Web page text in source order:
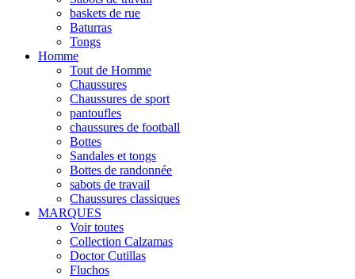
baskets de rue
Baturras
Tongs
Homme
Tout de Homme
Chaussures
Chaussures de sport
pantoufles
chaussures de football
Bottes
Sandales et tongs
Bottes de randonnée
sabots de travail
Chaussures classiques
MARQUES
Voir toutes
Collection Calzamas
Doctor Cutillas
Fluchos